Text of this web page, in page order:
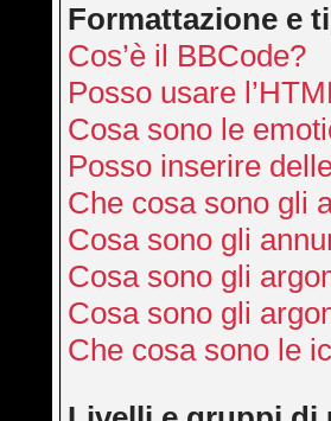
Formattazione e
Cos’è il BBCode?
Posso usare
Cosa sono le
Posso inserire
Che cosa sono gli
Cosa sono gli
Cosa sono gli
Cosa sono gli
Che cosa sono le